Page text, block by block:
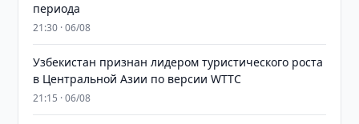
периода
21:30 · 06/08
Узбекистан признан лидером туристического роста
в Центральной Азии по версии WTTC
21:15 · 06/08